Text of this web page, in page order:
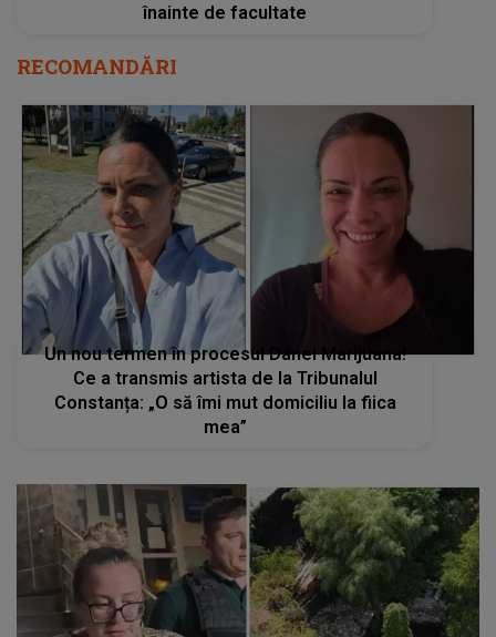
înainte de facultate
RECOMANDĂRI
Un nou termen în procesul Danei Marijuana!
Ce a transmis artista de la Tribunalul
Constanța: „O să îmi mut domiciliu la fiica
mea”